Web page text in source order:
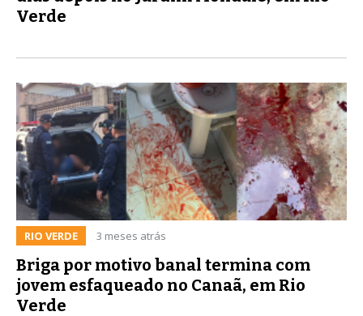
Verde
RIO VERDE 3 meses atrás
Briga por motivo banal termina com
jovem esfaqueado no Canaã, em Rio
Verde